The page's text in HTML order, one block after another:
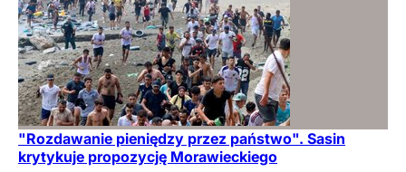
"Rozdawanie pieniędzy przez państwo". Sasin
krytykuje propozycję Morawieckiego